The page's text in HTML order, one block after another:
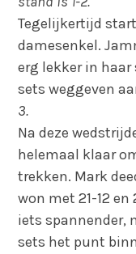
Tegelijkertijd
damesenkel.
erg lekker in
sets weggeven
3.
Na deze
helemaal klaar
trekken. Mark
won met 21-12
iets spannender,
sets het punt